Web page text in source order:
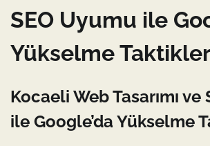
SEO Uyumu ile
Yükselme
Kocaeli Web Tasarımı ve
ile Google’da Yükselme